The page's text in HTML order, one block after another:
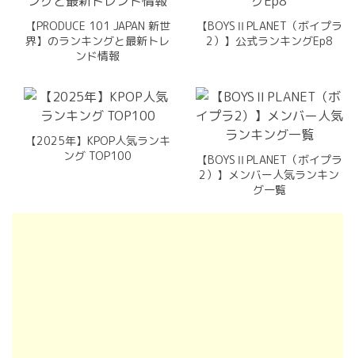
【PRODUCE 101 JAPAN 新世
界】のランキングと最新トレ
ンド情報
【BOYSⅡPLANET（ボイプラ
2）】公式ランキングEp8
【2025年】KPOP人気ランキ
ング TOP100
【BOYSⅡPLANET（ボイプラ
2）】メンバー人気ランキン
グ一覧